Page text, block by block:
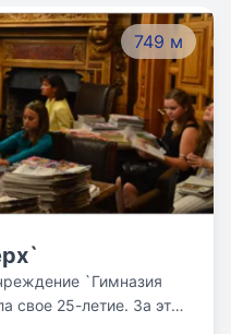
749 м
`Гимназия
свое 25-летие. За эти